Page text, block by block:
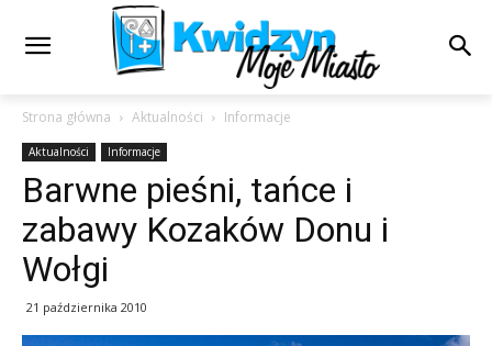
Strona główna Aktualności Informacje
Aktualności Informacje
Barwne pieśni, tańce i
zabawy Kozaków Donu i
Wołgi
21 października 2010